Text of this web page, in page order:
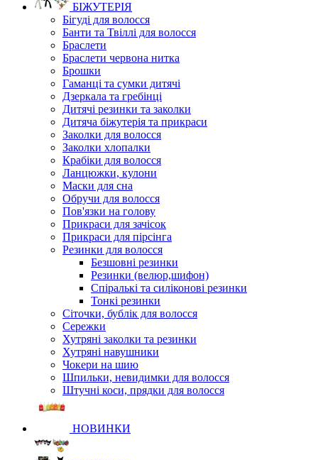
БІЖУТЕРІЯ
Бігуді для волосся
Банти та Твіллі для волосся
Браслети
Браслети червона нитка
Брошки
Гаманці та сумки дитячі
Дзеркала та гребінці
Дитячі резинки та заколки
Дитяча біжутерія та прикраси
Заколки для волосся
Заколки хлопалки
Крабіки для волосся
Ланцюжки, кулони
Маски для сна
Обручи для волосся
Пов'язки на голову
Прикраси для зачісок
Прикраси для пірсінга
Резинки для волосся
Безшовні резинки
Резинки (велюр,шифон)
Спіралькі та силіконові резинки
Тонкі резинки
Сіточки, бублік для волосся
Сережки
Хутряні заколки та резинки
Хутряні навушники
Чокери на шию
Шпильки, невидимки для волосся
Штучні коси, прядки для волосся
НОВИНКИ